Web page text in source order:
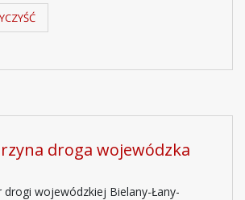
droga wojewódzka
wojewódzkiej Bielany-Łany-